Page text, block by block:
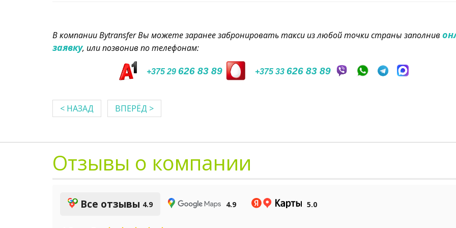
В компании Bytransfer Вы можете заранее забронировать такси из любой точки страны заполнив
заявку, или позвонив по телефонам:
+375 29 626 83 89 +375 33 626 83 89
< НАЗАД ВПЕРЁД >
Отзывы о компании
Все отзывы 4.9 4.9 5.0